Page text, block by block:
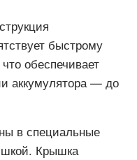
быстрому
обеспечивает
аккумулятора — до
в специальные
Крышка